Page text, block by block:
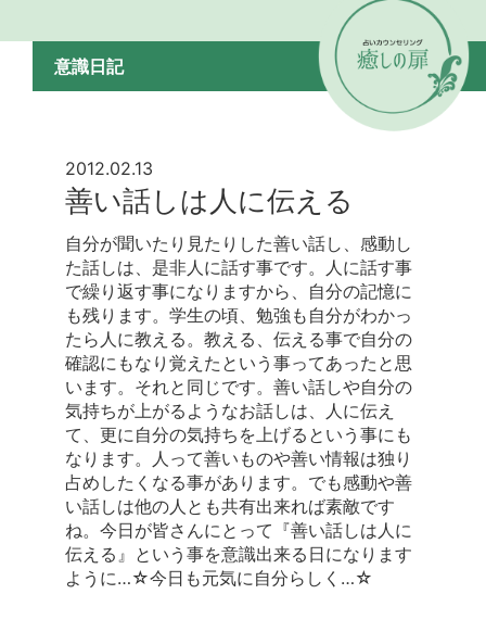
意識日記
2012.02.13
善い話しは人に伝える
自分が聞いたり見たりした善い話し、感動し
た話しは、是非人に話す事です。人に話す事
で繰り返す事になりますから、自分の記憶に
も残ります。学生の頃、勉強も自分がわかっ
たら人に教える。教える、伝える事で自分の
確認にもなり覚えたという事ってあったと思
います。それと同じです。善い話しや自分の
気持ちが上がるようなお話しは、人に伝え
て、更に自分の気持ちを上げるという事にも
なります。人って善いものや善い情報は独り
占めしたくなる事があります。でも感動や善
い話しは他の人とも共有出来れば素敵です
ね。今日が皆さんにとって『善い話しは人に
伝える』という事を意識出来る日になります
ように…☆今日も元気に自分らしく…☆